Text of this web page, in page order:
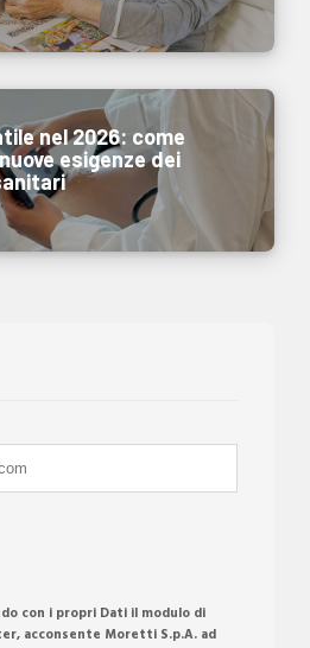
nel 2026: come
esigenze dei
con i propri Dati il modulo di
acconsente Moretti S.p.A. ad